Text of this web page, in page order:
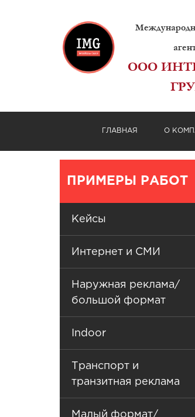
ООО
ГЛАВНАЯ О
ПРИМЕРЫ РАБОТ
Кейсы
Интернет и СМИ
Наружная реклама/
большой формат
Indoor
Транспорт и
транзитная реклама
Малый формат/